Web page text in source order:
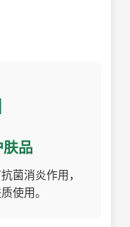
品
菌消炎作用，
使用。